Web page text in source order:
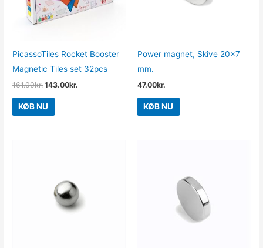
PicassoTiles Rocket Booster
Magnetic Tiles set 32pcs
161.00kr. 143.00kr.
KØB NU
Power magnet, Skive 20×7
mm.
47.00kr.
KØB NU